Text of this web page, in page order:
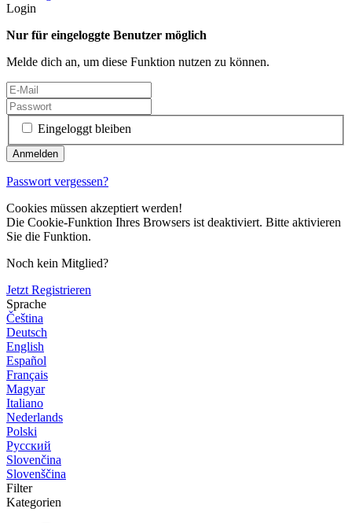
Login
Nur für eingeloggte Benutzer möglich
Melde dich an, um diese Funktion nutzen zu können.
Eingeloggt bleiben
Passwort vergessen?
Cookies müssen akzeptiert werden!
Die Cookie-Funktion Ihres Browsers ist deaktiviert. Bitte aktivieren
Sie die Funktion.
Noch kein Mitglied?
Jetzt Registrieren
Sprache
Čeština
Deutsch
English
Español
Français
Magyar
Italiano
Nederlands
Polski
Русский
Slovenčina
Slovenščina
Filter
Kategorien